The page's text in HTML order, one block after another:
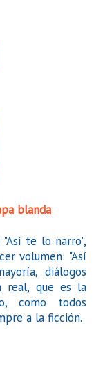
blanda
te lo narro",
volumen: "Así
diálogos
real, que es la
como todos
a la ficción.